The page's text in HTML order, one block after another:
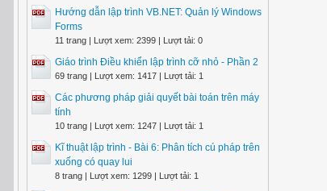
Hướng dẫn lập trình VB.NET: Quản lý Windows
Forms
11 trang | Lượt xem: 2399 | Lượt tải: 0
Giáo trình Điều khiển lập trình cỡ nhỏ - Phần 2
69 trang | Lượt xem: 1417 | Lượt tải: 1
Các phương pháp giải quyết bài toán trên máy
tính
10 trang | Lượt xem: 1247 | Lượt tải: 1
Kĩ thuật lập trình - Bài 6: Phân tích cú pháp trên
xuống có quay lui
8 trang | Lượt xem: 1299 | Lượt tải: 1